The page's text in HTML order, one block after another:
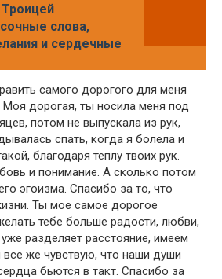
слова,
и сердечные
самого дорогого для меня
дорогая, ты носила меня под
потом не выпускала из рук,
спать, когда я болела и
благодаря теплу твоих рук.
и понимание. А сколько потом
эгоизма. Спасибо за то, что
Ты мое самое дорогое
тебе больше радости, любви,
разделяет расстояние, имеем
все же чувствую, что наши души
бьются в такт. Спасибо за